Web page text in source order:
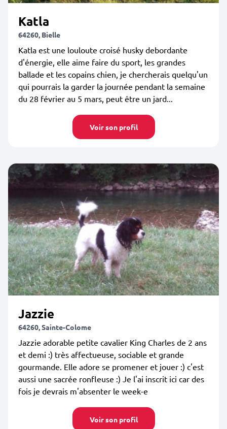
Katla
64260, Bielle
Katla est une louloute croisé husky debordante
d'énergie, elle aime faire du sport, les grandes
ballade et les copains chien, je chercherais quelqu'un
qui pourrais la garder la journée pendant la semaine
du 28 février au 5 mars, peut être un jard...
Voir son profil
Jazzie
64260, Sainte-Colome
Jazzie adorable petite cavalier King Charles de 2 ans
et demi :) très affectueuse, sociable et grande
gourmande. Elle adore se promener et jouer :) c'est
aussi une sacrée ronfleuse :) Je l'ai inscrit ici car des
fois je devrais m'absenter le week-e
Voir son profil